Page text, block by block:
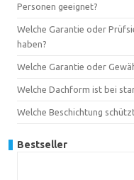
Personen geeignet?
Welche Garantie oder
haben?
Welche Garantie oder
Welche Dachform ist bei
Welche Beschichtung
Bestseller